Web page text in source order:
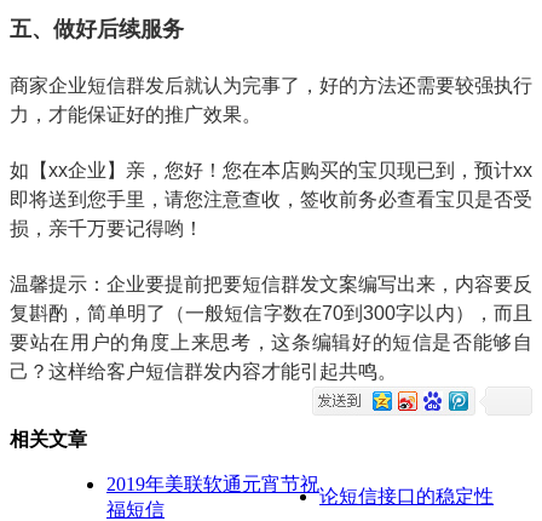
五、做好后续服务
商家企业短信群发后就认为完事了，好的方法还需要较强执行
力，才能保证好的推广效果。
如【xx企业】亲，您好！您在本店购买的宝贝现已到，预计xx
即将送到您手里，请您注意查收，签收前务必查看宝贝是否受
损，亲千万要记得哟！
温馨提示：企业要提前把要短信群发文案编写出来，内容要反
复斟酌，简单明了（一般短信字数在70到300字以内），而且
要站在用户的角度上来思考，这条编辑好的短信是否能够自
己？这样给客户短信群发内容才能引起共鸣。
相关文章
2019年美联软通元宵节祝
福短信
论短信接口的稳定性